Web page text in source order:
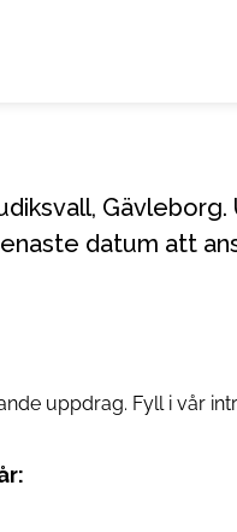
datum att
uppdrag. Fyll i vår